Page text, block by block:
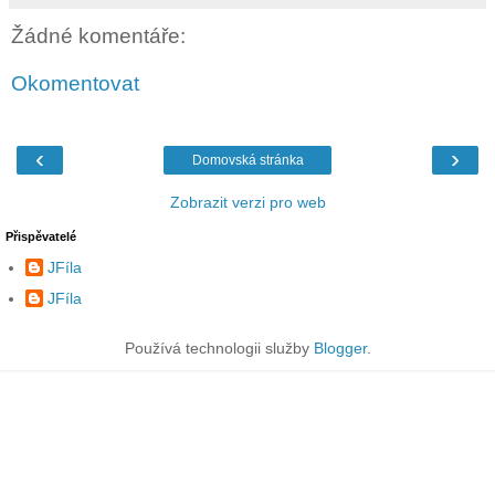
Žádné komentáře:
Okomentovat
‹ ›
Domovská stránka
Zobrazit verzi pro web
Přispěvatelé
JFíla
JFíla
Používá technologii služby Blogger.